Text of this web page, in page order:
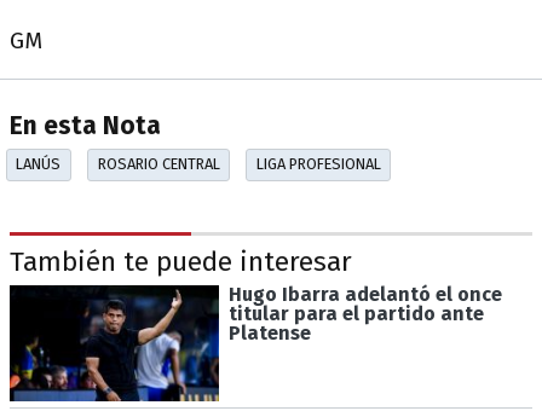
GM
En esta Nota
LANÚS ROSARIO CENTRAL LIGA PROFESIONAL
También te puede interesar
Hugo Ibarra adelantó el once
titular para el partido ante
Platense